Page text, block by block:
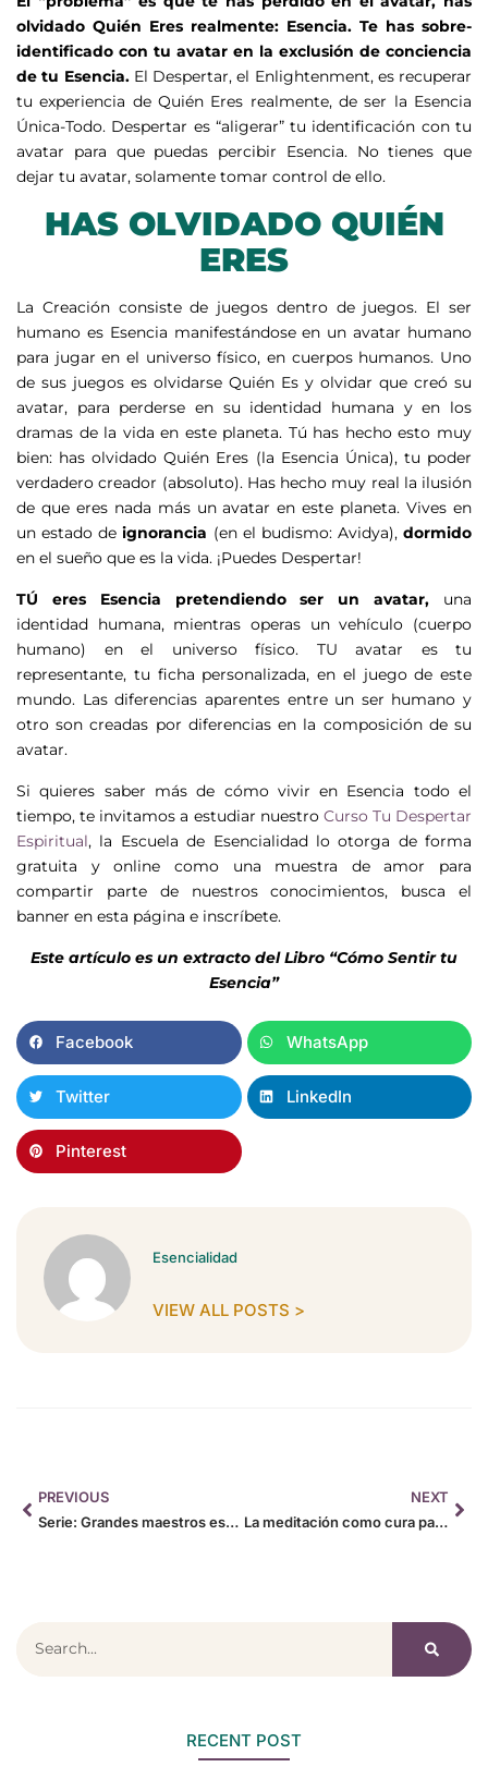
olvidado Quién Eres realmente: Esencia. Te has sobre-
identificado con tu avatar en la exclusión de conciencia
de tu Esencia.El Despertar, el Enlightenment, es recuperar
tu experiencia de Quién Eres realmente, de ser la Esencia
Única-Todo. Despertar es “aligerar” tu identificación con tu
avatar para que puedas percibir Esencia. No tienes que
dejar tu avatar, solamente tomar control de ello.
HAS OLVIDADO QUIÉN
ERES
La Creación consiste de juegos dentro de juegos. El ser
humano es Esencia manifestándose en un avatar humano
para jugar en el universo físico, en cuerpos humanos. Uno
de sus juegos es olvidarse Quién Es y olvidar que creó su
avatar, para perderse en su identidad humana y en los
dramas de la vida en este planeta. Tú has hecho esto muy
bien: has olvidado Quién Eres (la Esencia Única), tu poder
verdadero creador (absoluto). Has hecho muy real la ilusión
de que eres nada más un avatar en este planeta. Vives en
un estado deignorancia (en el budismo: Avidya), dormido
en el sueño que es la vida. ¡Puedes Despertar!
TÚ eres Esencia pretendiendo ser un avatar, una
identidad humana, mientras operas un vehículo (cuerpo
humano) en el universo físico. TU avatar es tu
representante, tu ficha personalizada, en el juego de este
mundo. Las diferencias aparentes entre un ser humano y
otro son creadas por diferencias en la composición de su
avatar.
Si quieres saber más de cómo vivir en Esencia todo el
tiempo, te invitamos a estudiar nuestro Curso Tu Despertar
Espiritual, la Escuela de Esencialidad lo otorga de forma
gratuita y online como una muestra de amor para
compartir parte de nuestros conocimientos, busca el
banner en esta página e inscríbete.
Este artículo es un extracto del Libro “Cómo Sentir tu
Esencia”
Facebook WhatsApp
Twitter LinkedIn
Pinterest
Esencialidad
VIEW ALL POSTS >
PREVIOUS
Serie: Grandes maestros espirituales presenta: Thích Nhất Hạnh
NEXT
La meditación como cura para el insomnio
RECENT POST